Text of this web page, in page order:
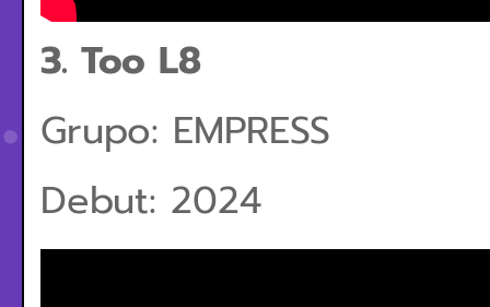
3. Too L8
Grupo: EMPRESS
Debut: 2024